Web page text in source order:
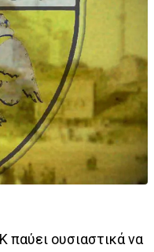
παύει ουσιαστικά να